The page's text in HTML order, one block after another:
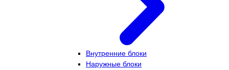
Внутренние блоки
Наружные блоки